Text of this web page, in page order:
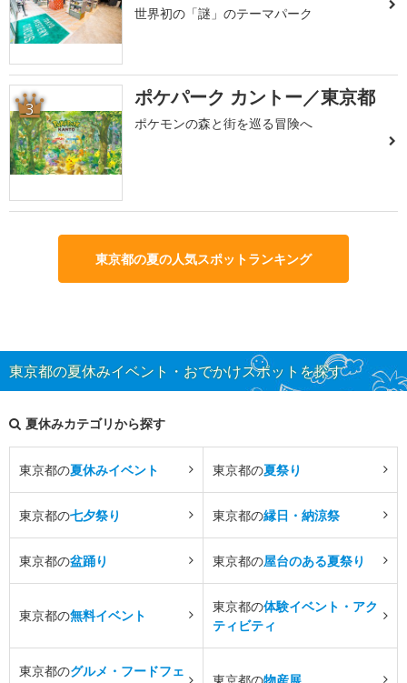
世界初の「謎」のテーマパーク
3 ポケパーク カントー／東京都
ポケモンの森と街を巡る冒険へ
東京都の夏の人気スポットランキング
東京都の夏休みイベント・おでかけスポットを探す
夏休みカテゴリから探す
東京都の夏休みイベント 東京都の夏祭り
東京都の七夕祭り 東京都の縁日・納涼祭
東京都の盆踊り 東京都の屋台のある夏祭り
東京都の無料イベント
東京都の体験イベント・アク
ティビティ
東京都のグルメ・フードフェ
東京都の物産展